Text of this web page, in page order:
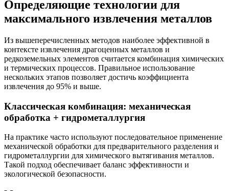
Определяющие технологии для
максимального извлечения металлов
Из вышеперечисленных методов наиболее эффективной в
контексте извлечения драгоценных металлов и
редкоземельных элементов считается комбинация химических
и термических процессов. Правильное использование
нескольких этапов позволяет достичь коэффициента
извлечения до 95% и выше.
Классическая комбинация: механическая
обработка + гидрометаллургия
На практике часто используют последовательное применение
механической обработки для предварительного разделения и
гидрометаллургии для химического вытягивания металлов.
Такой подход обеспечивает баланс эффективности и
экологической безопасности.